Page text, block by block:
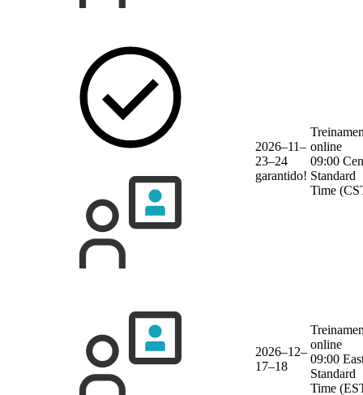
2026–11–
23–24
garantido!
online
09:00
Standard
Time
2026–12–
17–18
online
09:00
Standard
Time